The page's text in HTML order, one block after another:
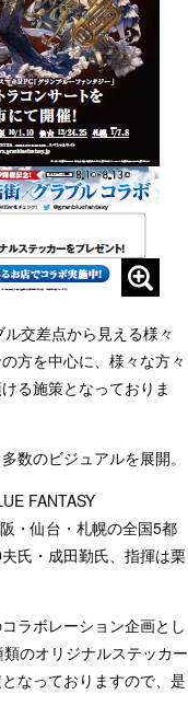
交差点から見える様々
方を中心に、様々な方々
る施策となっておりま
数のビジュアルを展開。
FANTASY
・仙台・札幌の全国5都
氏・成田勤氏、指揮は栗
ラボレーション企画とし
のオリジナルステッカー
なっておりますので、是